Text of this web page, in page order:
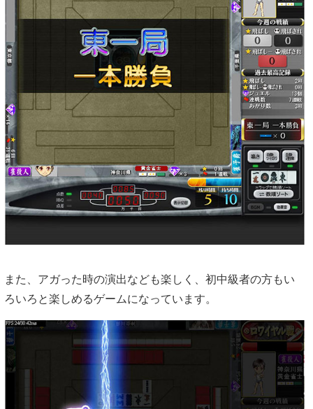
また、アガった時の演出なども楽しく、初中級者の方もい
ろいろと楽しめるゲームになっています。